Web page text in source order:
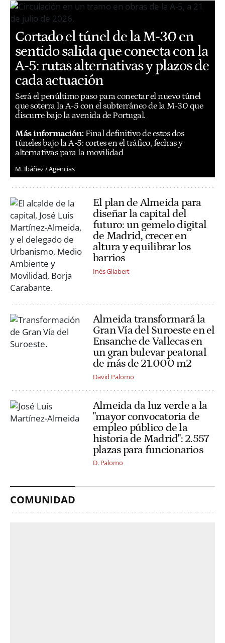
Cortado el túnel de la M-30 en
sentido salida que conecta con la
A-5: rutas alternativas y plazos de
cada actuación
Será el penúltimo paso para conectar el nuevo túnel
que soterra la A-5 con el subterráneo de la M-30 que
discurre bajo la avenida de Portugal.
Más información: Final definitivo de estos dos
túneles bajo la A-5: cortes en el tráfico, fechas y
alternativas para la movilidad
M. Ibáñez / Agencias
El plan de Almeida para
diseñar la capital del
futuro: un gemelo digital
de Madrid, crecer en
altura y equilibrar los
barrios
Inés Gilabert
Almeida transformará la
Gran Vía del Suroeste en el
Ensanche de Vallecas en
un gran bulevar peatonal
de más de 21.000 m2
David Palomo
Almeida da luz verde a la
"mayor convocatoria de
empleo público de la
historia de Madrid": 2.557
plazas para funcionarios
D. Palomo
COMUNIDAD